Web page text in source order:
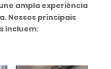
ampla experiência
Nossos principais
incluem: